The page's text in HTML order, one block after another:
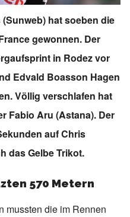
hat soeben die
gewonnen. Der
in Rodez vor
Edvald Boasson Hagen
Völlig verschlafen hat
Fabio Aru (Astana). Der
auf Chris
das Gelbe Trikot.
570 Metern
mussten die im Rennen